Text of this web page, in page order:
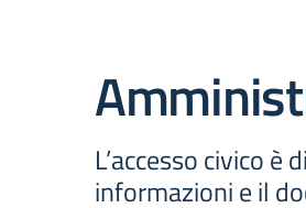
L’accesso civico
informazioni e il